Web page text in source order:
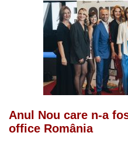
Anul Nou care n-a
office România